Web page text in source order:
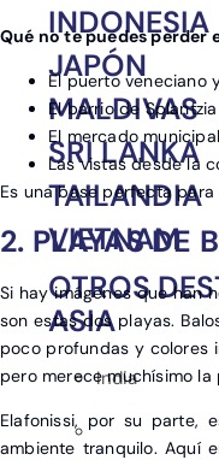
INDONESIA
JAPÓN
MALDIVAS
SRI LANKA
TAILANDIA
VIETNAM
OTROS
ASIA
India
Qué no te puedes perder
El puerto veneciano
El barrio de Splantzia
El mercado municipal
Las vistas desde la
Es una base perfecta
2. PLAYAS DE
Si hay imágenes que han
son estas dos playas.
poco profundas y colores
pero merece muchísimo la
Elafonissi, por su parte,
ambiente tranquilo. Aquí